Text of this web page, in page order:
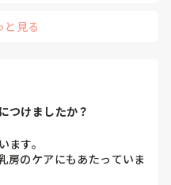
と見る
つけましたか？
す。
房のケアにもあたっていま
りません。